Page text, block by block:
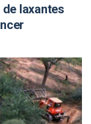
laxantes